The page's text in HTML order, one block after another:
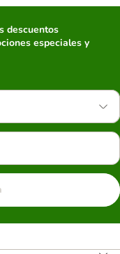
descuentos
especiales y